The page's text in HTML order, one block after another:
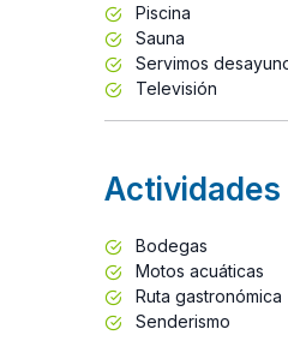
Piscina
Sauna
Servimos
Televisión
Actividades
Bodegas
Motos acuáticas
Ruta gastronómica
Senderismo